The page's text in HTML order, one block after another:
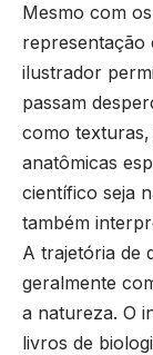
Mesmo com
representação
ilustrador
passam
como
anatômicas
científico seja
também
A trajetória de
geralmente
a natureza. O
livros de